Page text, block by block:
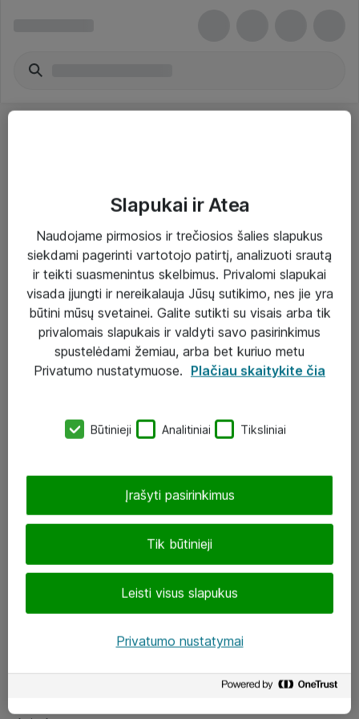
Paslaugos
Sprendimai
Įgyvendinti projektai
Atea ekspertų patarimai verslui
eShop@atea.lt
LinkedIn
Slapukai ir Atea
Naudojame pirmosios ir trečiosios šalies slapukus
siekdami pagerinti vartotojo patirtį, analizuoti srautą
ir teikti suasmenintus skelbimus. Privalomi slapukai
visada įjungti ir nereikalauja Jūsų sutikimo, nes jie yra
būtini mūsų svetainei. Galite sutikti su visais arba tik
privalomais slapukais ir valdyti savo pasirinkimus
spustelėdami žemiau, arba bet kuriuo metu
Privatumo nustatymuose. Plačiau skaitykite čia
Būtinieji Analitiniai Tiksliniai
Tik būtinieji
Leisti visus slapukus
Įrašyti pasirinkimus
Privatumo nustatymai